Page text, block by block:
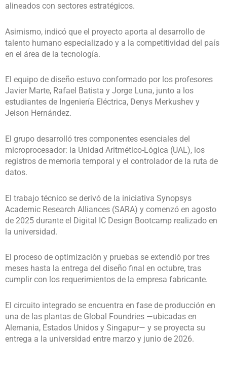
alineados con sectores estratégicos.
Asimismo, indicó que el proyecto aporta al desarrollo de
talento humano especializado y a la competitividad del país
en el área de la tecnología.
El equipo de diseño estuvo conformado por los profesores
Javier Marte, Rafael Batista y Jorge Luna, junto a los
estudiantes de Ingeniería Eléctrica, Denys Merkushev y
Jeison Hernández.
El grupo desarrolló tres componentes esenciales del
microprocesador: la Unidad Aritmético-Lógica (UAL), los
registros de memoria temporal y el controlador de la ruta de
datos.
El trabajo técnico se derivó de la iniciativa Synopsys
Academic Research Alliances (SARA) y comenzó en agosto
de 2025 durante el Digital IC Design Bootcamp realizado en
la universidad.
El proceso de optimización y pruebas se extendió por tres
meses hasta la entrega del diseño final en octubre, tras
cumplir con los requerimientos de la empresa fabricante.
El circuito integrado se encuentra en fase de producción en
una de las plantas de Global Foundries —ubicadas en
Alemania, Estados Unidos y Singapur— y se proyecta su
entrega a la universidad entre marzo y junio de 2026.